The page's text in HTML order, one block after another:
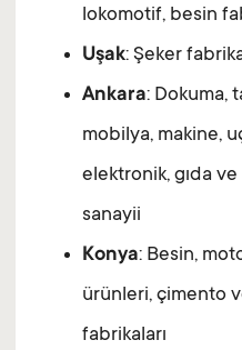
lokomotif, besin
Uşak: Şeker
Ankara: Dokuma,
mobilya, makine,
elektronik, gıda
sanayii
Konya: Besin,
ürünleri, çimento
fabrikaları